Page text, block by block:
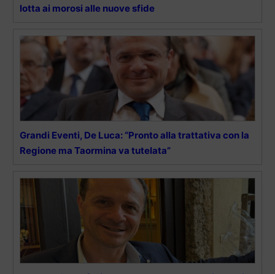
lotta ai morosi alle nuove sfide
Grandi Eventi, De Luca: “Pronto alla trattativa con la
Regione ma Taormina va tutelata”